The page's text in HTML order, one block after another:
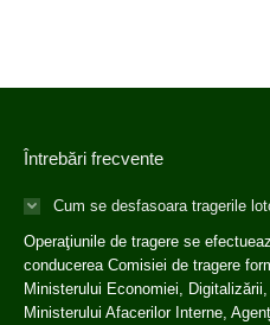
Întrebări frecvente
Cum se desfasoara tragerile
Operaţiunile de tragere se
conducerea Comisiei de tragere
Ministerului Economiei,
Ministerului Afacerilor Interne,